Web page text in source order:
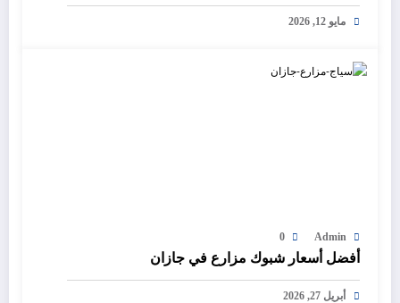
مايو 12, 2026
Admin
0
أفضل أسعار شبوك مزارع في جازان
أبريل 27, 2026